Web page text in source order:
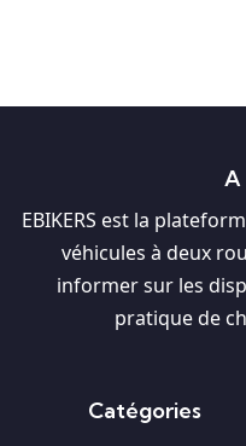
A
EBIKERS est la
véhicules à deux
informer sur les
pratique de
Catégories